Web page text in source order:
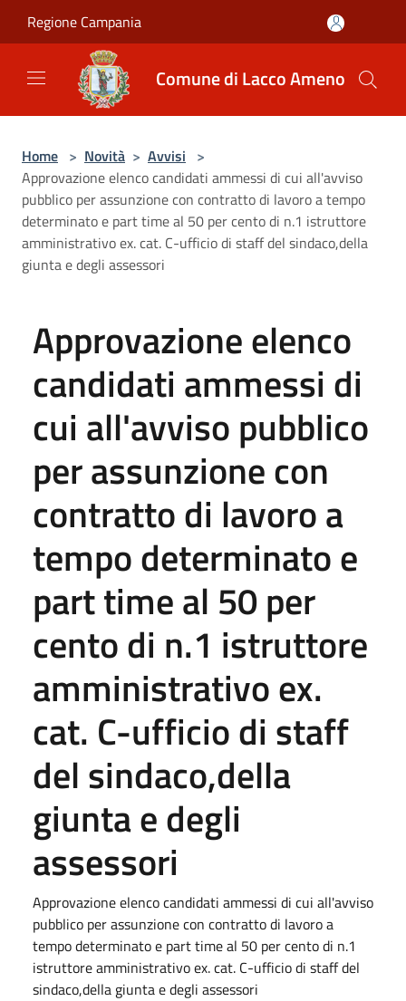
Regione Campania
Comune di Lacco Ameno
Home > Novità > Avvisi >
Approvazione elenco candidati ammessi di cui all'avviso
pubblico per assunzione con contratto di lavoro a tempo
determinato e part time al 50 per cento di n.1 istruttore
amministrativo ex. cat. C-ufficio di staff del sindaco,della
giunta e degli assessori
Approvazione elenco
candidati ammessi di
cui all'avviso pubblico
per assunzione con
contratto di lavoro a
tempo determinato e
part time al 50 per
cento di n.1 istruttore
amministrativo ex.
cat. C-ufficio di staff
del sindaco,della
giunta e degli
assessori
Approvazione elenco candidati ammessi di cui all'avviso
pubblico per assunzione con contratto di lavoro a
tempo determinato e part time al 50 per cento di n.1
istruttore amministrativo ex. cat. C-ufficio di staff del
sindaco,della giunta e degli assessori